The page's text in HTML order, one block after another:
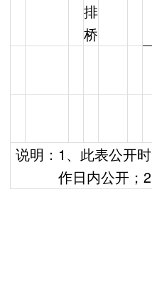
排
桥
说明：1、此表公开
作日内公开；